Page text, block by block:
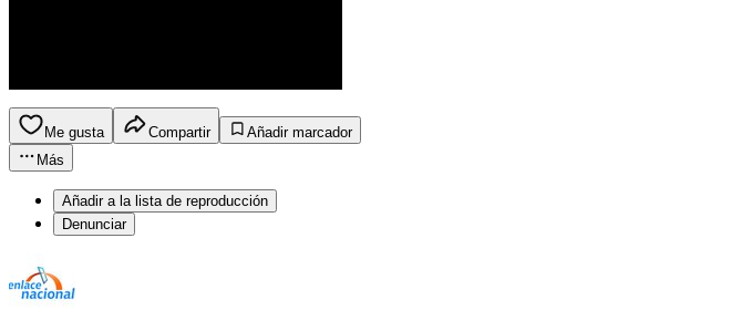
Me gusta Compartir
Añadir marcador
Más
Añadir a la lista de reproducción
Denunciar